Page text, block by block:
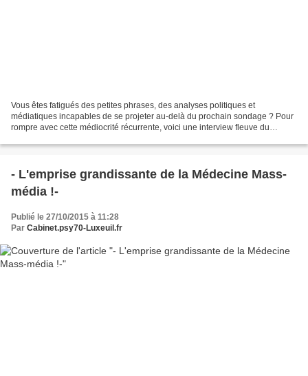
Vous êtes fatigués des petites phrases, des analyses politiques et
médiatiques incapables de se projeter au-delà du prochain sondage ? Pour
rompre avec cette médiocrité récurrente, voici une interview fleuve du
- L'emprise grandissante de la Médecine Mass-
média !-
Publié le 27/10/2015 à 11:28
Par Cabinet.psy70-Luxeuil.fr